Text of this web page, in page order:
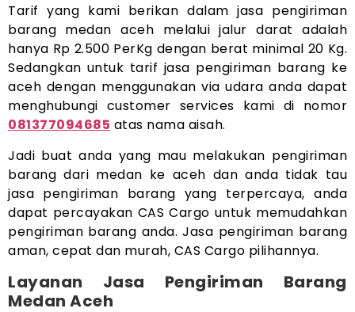
Tarif yang kami berikan dalam jasa pengiriman
barang medan aceh melalui jalur darat adalah
hanya Rp 2.500 PerKg dengan berat minimal 20 Kg.
Sedangkan untuk tarif jasa pengiriman barang ke
aceh dengan menggunakan via udara anda dapat
menghubungi customer services kami di nomor
081377094685 atas nama aisah.
Jadi buat anda yang mau melakukan pengiriman
barang dari medan ke aceh dan anda tidak tau
jasa pengiriman barang yang terpercaya, anda
dapat percayakan CAS Cargo untuk memudahkan
pengiriman barang anda. Jasa pengiriman barang
aman, cepat dan murah, CAS Cargo pilihannya.
Layanan Jasa Pengiriman Barang
Medan Aceh